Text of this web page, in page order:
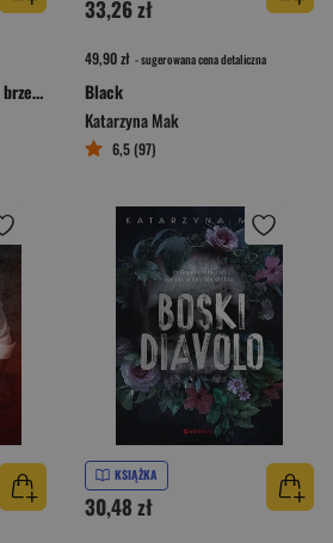
Mój Mały Książę (barwione brzegi)
33,26 zł
49,90 zł - sugerowana cena detaliczna
Black
Katarzyna Mak
6,5 (97)
KSIĄŻKA
30,48 zł